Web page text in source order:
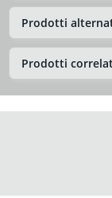
Prodotti
Prodotti